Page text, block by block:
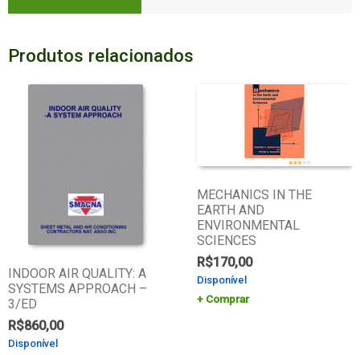
Produtos relacionados
INDOOR AIR QUALITY: A
SYSTEMS APPROACH –
3/ED
R$860,00
Disponível
MECHANICS IN THE
EARTH AND
ENVIRONMENTAL
SCIENCES
R$170,00
Disponível
Comprar